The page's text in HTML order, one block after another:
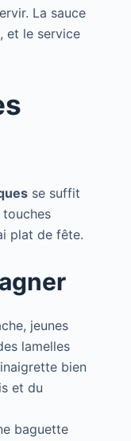
La sauce
et le service
se suffit
touches
plat de fête.
jeunes
lamelles
bien
et du
baguette